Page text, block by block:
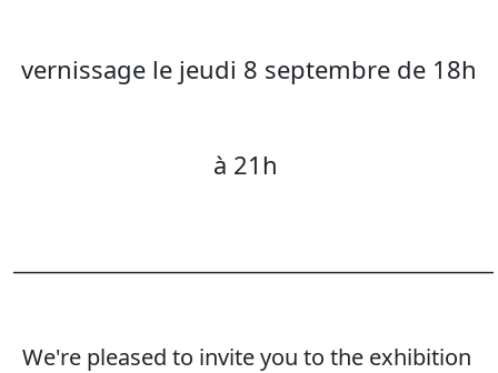
vernissage le jeudi 8 septembre de 18h
à 21h
We're pleased to invite you to the exhibition